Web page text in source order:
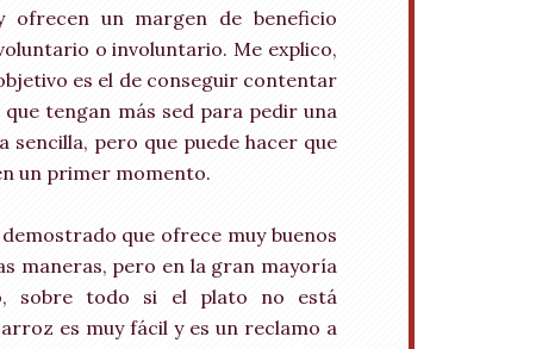
ofrecen un margen de beneficio
o involuntario. Me explico,
es el de conseguir contentar
tengan más sed para pedir una
sencilla, pero que puede hacer que
un primer momento.
que ofrece muy buenos
maneras, pero en la gran mayoría
sobre todo si el plato no está
es muy fácil y es un reclamo a